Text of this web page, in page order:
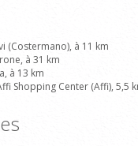
(Costermano), à 11 km
à 31 km
à 13 km
Shopping Center (Affi), 5,5